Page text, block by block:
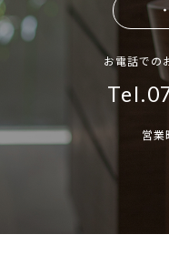
お電話での
営